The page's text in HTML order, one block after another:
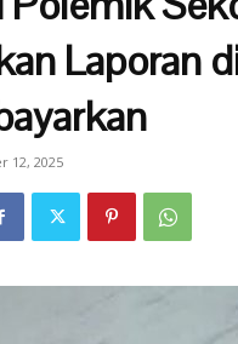
Laporan
12, 2025